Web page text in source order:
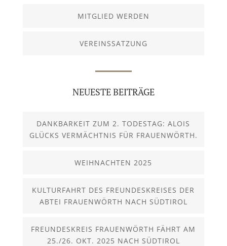
MITGLIED WERDEN
VEREINSSATZUNG
NEUESTE BEITRÄGE
DANKBARKEIT ZUM 2. TODESTAG: ALOIS
GLÜCKS VERMÄCHTNIS FÜR FRAUENWÖRTH.
WEIHNACHTEN 2025
KULTURFAHRT DES FREUNDESKREISES DER
ABTEI FRAUENWÖRTH NACH SÜDTIROL
FREUNDESKREIS FRAUENWÖRTH FÄHRT AM
25./26. OKT. 2025 NACH SÜDTIROL